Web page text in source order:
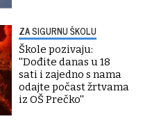
ZA SIGURNU ŠKOLU
Škole pozivaju:
''Dođite danas u 18
sati i zajedno s nama
odajte počast žrtvama
iz OŠ Prečko''